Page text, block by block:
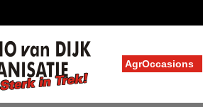
AgrOccasions